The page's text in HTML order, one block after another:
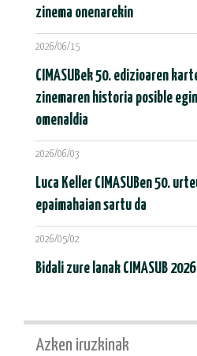
zinema onenarekin
2026/06/15
CIMASUBek 50. edizioaren
zinemaren historia posible
omenaldia
2026/06/03
Luca Keller CIMASUBen 50.
epaimahaian sartu da
2026/05/02
Bidali zure lanak CIMASUB
Azken iruzkinak